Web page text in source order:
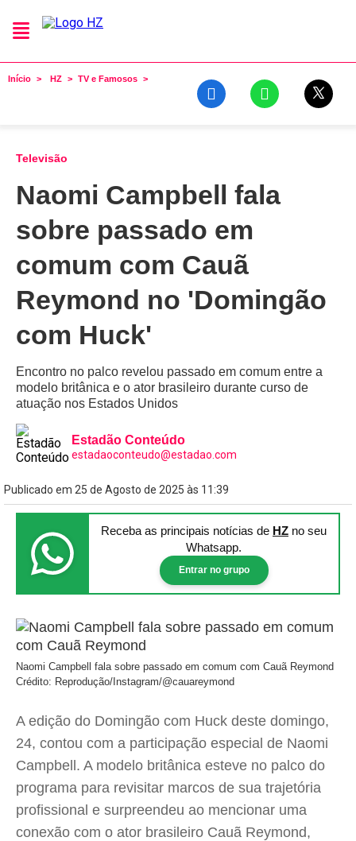
Início HZ TV e Famosos
Televisão
Naomi Campbell fala
sobre passado em
comum com Cauã
Reymond no 'Domingão
com Huck'
Encontro no palco revelou passado em comum entre a
modelo britânica e o ator brasileiro durante curso de
atuação nos Estados Unidos
Estadão Conteúdo
estadaoconteudo@estadao.com
Publicado em 25 de Agosto de 2025 às 11:39
Receba as principais notícias de HZ no seu
Whatsapp.
Entrar no grupo
Naomi Campbell fala sobre passado em comum com Cauã Reymond
Crédito: Reprodução/Instagram/@cauareymond
A edição do Domingão com Huck deste domingo,
24, contou com a participação especial de Naomi
Campbell. A modelo britânica esteve no palco do
programa para revisitar marcos de sua trajetória
profissional e surpreendeu ao mencionar uma
conexão com o ator brasileiro Cauã Reymond,